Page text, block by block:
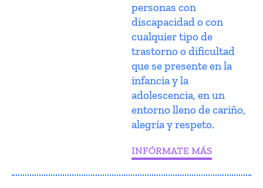
personas con
discapacidad o con
cualquier tipo de
trastorno o dificultad
que se presente en la
infancia y la
adolescencia, en un
entorno lleno de cariño,
alegría y respeto.
INFÓRMATE MÁS